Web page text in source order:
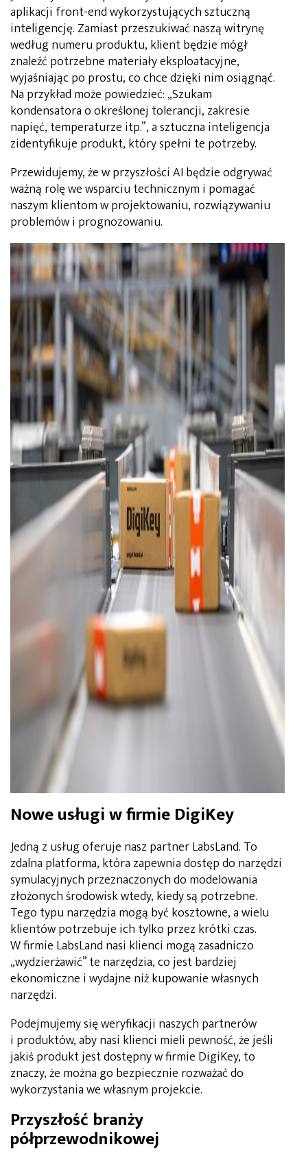
aplikacji front-end wykorzystujących sztuczną
inteligencję. Zamiast przeszukiwać naszą witrynę
według numeru produktu, klient będzie mógł
znaleźć potrzebne materiały eksploatacyjne,
wyjaśniając po prostu, co chce dzięki nim osiągnąć.
Na przykład może powiedzieć: „Szukam
kondensatora o określonej tolerancji, zakresie
napięć, temperaturze itp.”, a sztuczna inteligencja
zidentyfikuje produkt, który spełni te potrzeby.
Przewidujemy, że w przyszłości AI będzie odgrywać
ważną rolę we wsparciu technicznym i pomagać
naszym klientom w projektowaniu, rozwiązywaniu
problemów i prognozowaniu.
Nowe usługi w firmie DigiKey
Jedną z usług oferuje nasz partner LabsLand. To
zdalna platforma, która zapewnia dostęp do narzędzi
symulacyjnych przeznaczonych do modelowania
złożonych środowisk wtedy, kiedy są potrzebne.
Tego typu narzędzia mogą być kosztowne, a wielu
klientów potrzebuje ich tylko przez krótki czas.
W firmie LabsLand nasi klienci mogą zasadniczo
„wydzierżawić” te narzędzia, co jest bardziej
ekonomiczne i wydajne niż kupowanie własnych
narzędzi.
Podejmujemy się weryfikacji naszych partnerów
i produktów, aby nasi klienci mieli pewność, że jeśli
jakiś produkt jest dostępny w firmie DigiKey, to
znaczy, że można go bezpiecznie rozważać do
wykorzystania we własnym projekcie.
Przyszłość branży
półprzewodnikowej